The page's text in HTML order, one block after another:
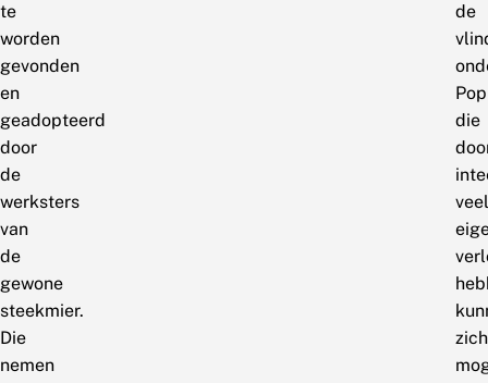
te
worden
gevonden
en
geadopteerd
door
de
werksters
van
de
gewone
steekmier.
Die
nemen
de
die
veel
zich